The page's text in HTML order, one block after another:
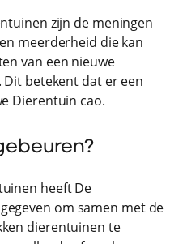
zijn de meningen
meerderheid die kan
van een nieuwe
Dit betekent dat er een
Dierentuin cao.
heeft De
om samen met de
dierentuinen te